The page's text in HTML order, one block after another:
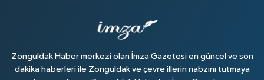
Zonguldak Haber merkezi olan İmza Gazetesi en güncel ve son
dakika haberleri ile Zonguldak ve çevre illerin nabzını tutmaya